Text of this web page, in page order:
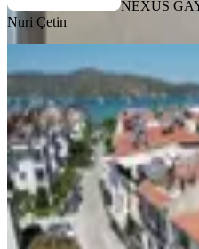
NEXUS
Nuri Çetin
UYGUN
Fethiyenin
Dershane,
Muğla, Fethiye
1 Oda·336 m²
36.000.000 ₺